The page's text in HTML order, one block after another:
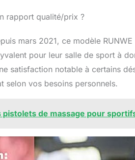
rapport qualité/prix ?
mars 2021, ce modèle
pour leur salle de sport à
satisfaction notable à certains
selon vos besoins personnels.
pistolets de massage pour